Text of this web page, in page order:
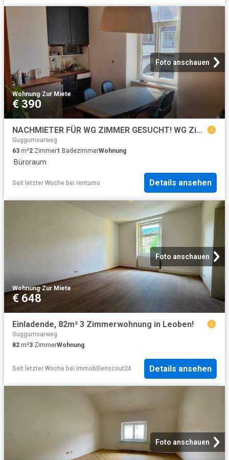
Foto anschauen
Wohnung·Zur Miete
€ 390
NACHMIETER FÜR WG ZIMMER GESUCHT! WG Zimmer in Bestlage – direkt am Hauptplatz
Guggumoarweg
63 m²2 Zimmer1 BadezimmerWohnung
·Büroraum
Seit letzter Woche bei rentumo Details ansehen
Foto anschauen
Wohnung·Zur Miete
€ 648
Einladende, 82m² 3 Zimmerwohnung in Leoben!
Guggumoarweg
82 m²3 ZimmerWohnung
Seit letzter Woche bei Immobilienscout24 Details ansehen
Foto anschauen